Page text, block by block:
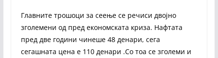
Главните трошоци за сеење се речиси двојно
зголемени од пред економската криза. Нафтата
пред две години чинеше 48 денари, сега
сегашната цена е 110 денари .Со тоа се зголеми и